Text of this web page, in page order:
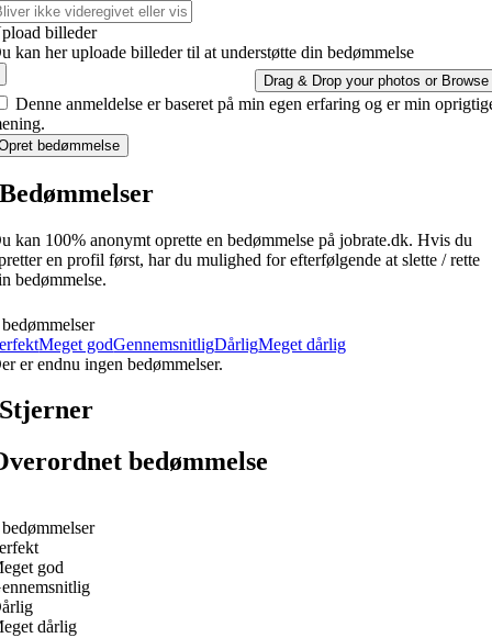
billeder
kan her uploade billeder til at understøtte din bedømmelse
Drag & Drop your photos or Browse
Denne anmeldelse er baseret på min egen erfaring og er min
bedømmelse
Bedømmelser
kan 100% anonymt oprette en bedømmelse på jobrate.dk. Hvis du
en profil først, har du mulighed for efterfølgende at slette / rette
bedømmelse.
Meget godGennemsnitligDårligMeget dårlig
er endnu ingen bedømmelser.
Stjerner
bedømmelse
god
dårlig